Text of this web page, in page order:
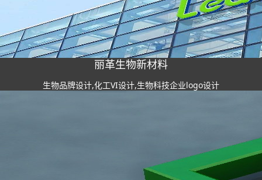
丽革生物新材料
生物品牌设计,化工VI设计,生物科技企业logo设计